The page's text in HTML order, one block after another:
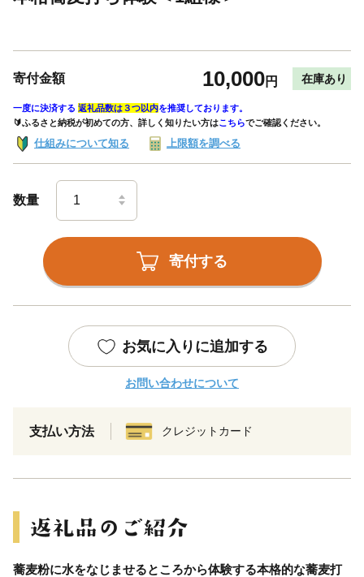
寄付金額 10,000円 在庫あり
一度に決済する 返礼品数は３つ以内を推奨しております。
🔰ふるさと納税が初めての方、詳しく知りたい方はこちらでご確認ください。
仕組みについて知る 上限額を調べる
数量
寄付する
お気に入りに追加する
お問い合わせについて
支払い方法 クレジットカード
蕎麦粉に水をなじませるところから体験する本格的な蕎麦打